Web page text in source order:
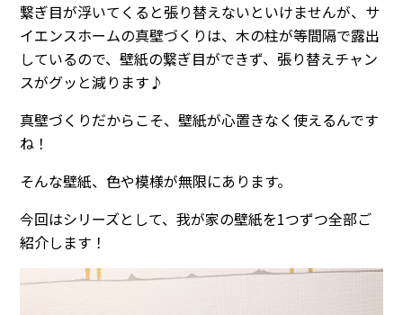
繋ぎ目が浮いてくると張り替えないといけませんが、サ
イエンスホームの真壁づくりは、木の柱が等間隔で露出
しているので、壁紙の繋ぎ目ができず、張り替えチャン
スがグッと減ります♪
真壁づくりだからこそ、壁紙が心置きなく使えるんです
ね！
そんな壁紙、色や模様が無限にあります。
今回はシリーズとして、我が家の壁紙を1つずつ全部ご
紹介します！